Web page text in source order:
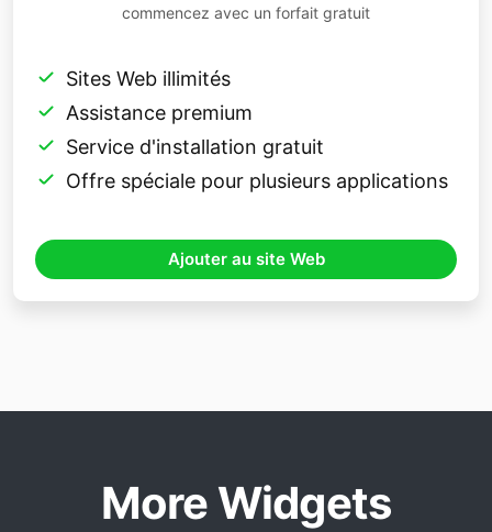
commencez avec un forfait gratuit
Sites Web illimités
Assistance premium
Service d'installation gratuit
Offre spéciale pour plusieurs applications
Ajouter au site Web
More Widgets